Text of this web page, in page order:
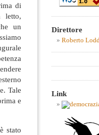
di
letto,
un
Tale
e
stato
Direttore
Roberto
Link